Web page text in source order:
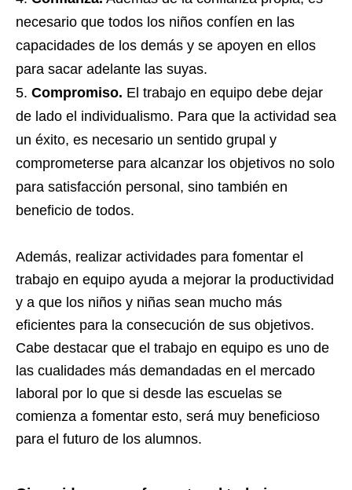
necesario que todos los niños confíen en las
capacidades de los demás y se apoyen en ellos
para sacar adelante las suyas.
Compromiso. El trabajo en equipo debe dejar
de lado el individualismo. Para que la actividad sea
un éxito, es necesario un sentido grupal y
comprometerse para alcanzar los objetivos no solo
para satisfacción personal, sino también en
beneficio de todos.
Además, realizar actividades para fomentar el
trabajo en equipo ayuda a mejorar la productividad
y a que los niños y niñas sean mucho más
eficientes para la consecución de sus objetivos.
Cabe destacar que el trabajo en equipo es uno de
las cualidades más demandadas en el mercado
laboral por lo que si desde las escuelas se
comienza a fomentar esto, será muy beneficioso
para el futuro de los alumnos.